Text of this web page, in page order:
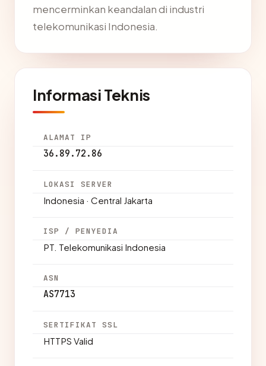
mencerminkan keandalan di industri
telekomunikasi Indonesia.
Informasi Teknis
ALAMAT IP
36.89.72.86
LOKASI SERVER
Indonesia · Central Jakarta
ISP / PENYEDIA
PT. Telekomunikasi Indonesia
ASN
AS7713
SERTIFIKAT SSL
HTTPS Valid